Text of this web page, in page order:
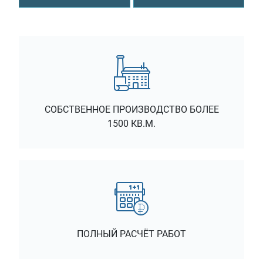
СОБСТВЕННОЕ ПРОИЗВОДСТВО БОЛЕЕ
1500 КВ.М.
ПОЛНЫЙ РАСЧЁТ РАБОТ